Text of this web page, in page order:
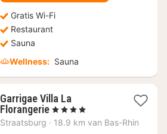
Gratis Wi-Fi
Restaurant
Sauna
Wellness: Sauna
Garrigae Villa La
Florangerie1
nacht
, 4 Sterren
Straatsburg · 18.9 km van Bas-Rhin